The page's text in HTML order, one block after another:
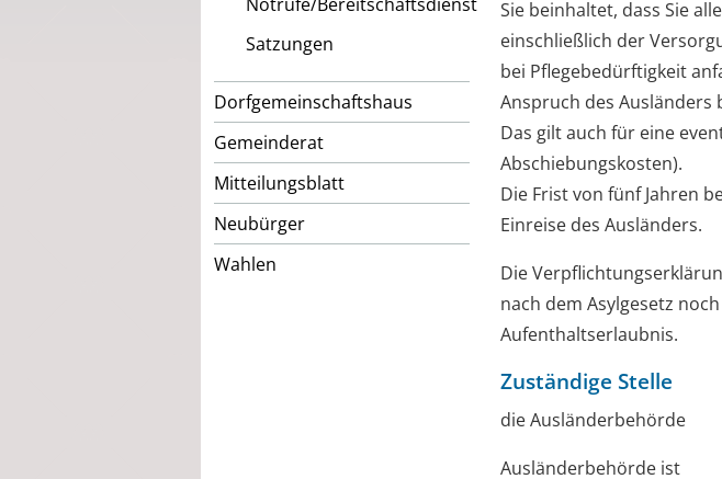
Notrufe/Bereitschaftsdienst
Satzungen
Dorfgemeinschaftshaus
Gemeinderat
Mitteilungsblatt
Neubürger
Wahlen
Sie beinhaltet, dass Sie
einschließlich der
bei Pflegebedürftigkeit
Anspruch des Ausländers
Das gilt auch für eine
Abschiebungskosten).
Die Frist von fünf Jahren
Einreise des Ausländers.
Die
nach dem Asylgesetz
Aufenthaltserlaubnis.
Zuständige Stelle
die Ausländerbehörde
Ausländerbehörde ist